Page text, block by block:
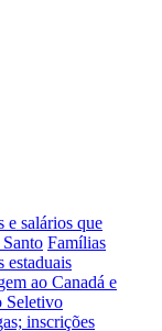
e salários que
Famílias
estaduais
ao Canadá e
Seletivo
inscrições